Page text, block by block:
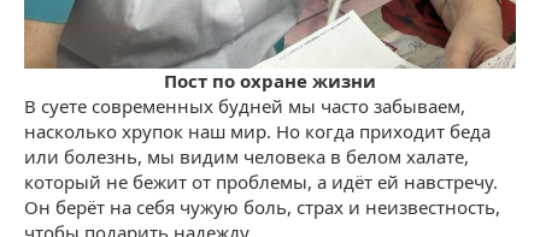
Пост по охране жизни
В суете современных будней мы часто забываем,
насколько хрупок наш мир. Но когда приходит беда
или болезнь, мы видим человека в белом халате,
который не бежит от проблемы, а идёт ей навстречу.
Он берёт на себя чужую боль, страх и неизвестность,
чтобы подарить надежду.